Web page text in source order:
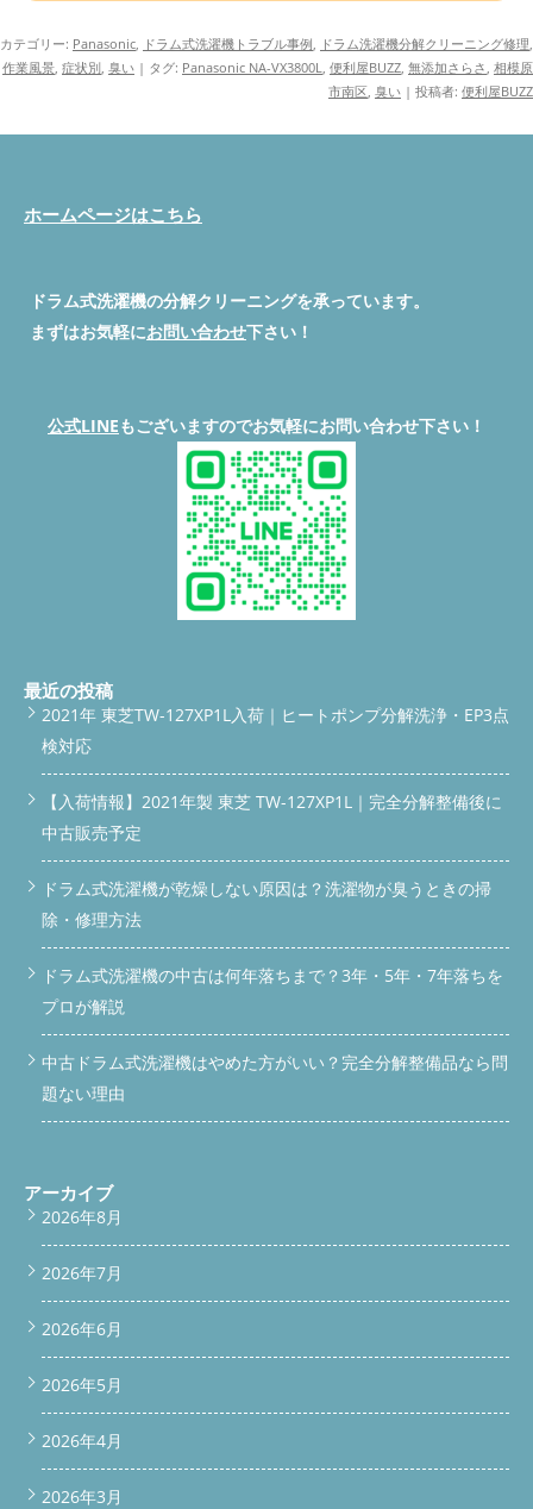
カテゴリー: Panasonic, ドラム式洗濯機トラブル事例, ドラム洗濯機分解クリーニング修理,
作業風景, 症状別, 臭い | タグ: Panasonic NA-VX3800L, 便利屋BUZZ, 無添加さらさ, 相模原
市南区, 臭い | 投稿者: 便利屋BUZZ
ホームページはこちら
ドラム式洗濯機の分解クリーニングを承っています。
まずはお気軽にお問い合わせ下さい！
公式LINEもございますのでお気軽にお問い合わせ下さい！
最近の投稿
2021年 東芝TW-127XP1L入荷｜ヒートポンプ分解洗浄・EP3点
検対応
【入荷情報】2021年製 東芝 TW-127XP1L｜完全分解整備後に
中古販売予定
ドラム式洗濯機が乾燥しない原因は？洗濯物が臭うときの掃
除・修理方法
ドラム式洗濯機の中古は何年落ちまで？3年・5年・7年落ちを
プロが解説
中古ドラム式洗濯機はやめた方がいい？完全分解整備品なら問
題ない理由
アーカイブ
2026年8月
2026年7月
2026年6月
2026年5月
2026年4月
2026年3月